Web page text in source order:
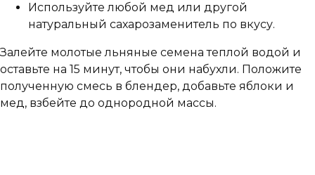
Используйте любой мед или другой
натуральный сахарозаменитель по вкусу.
Залейте молотые льняные семена теплой водой и
оставьте на 15 минут, чтобы они набухли. Положите
полученную смесь в блендер, добавьте яблоки и
мед, взбейте до однородной массы.